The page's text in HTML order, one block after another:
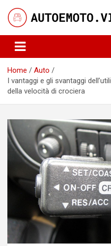
content
Home
Auto
I vantaggi e gli svantaggi
della velocità di crociera